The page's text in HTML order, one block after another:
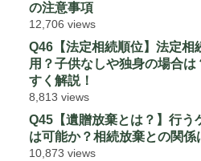
の注意事項
12,706 views
Q46【法定相続順位】法定相
用？子供なしや独身の場合
すく解説！
8,813 views
Q45【遺贈放棄とは？】行う
は可能か？相続放棄との関係
10,873 views